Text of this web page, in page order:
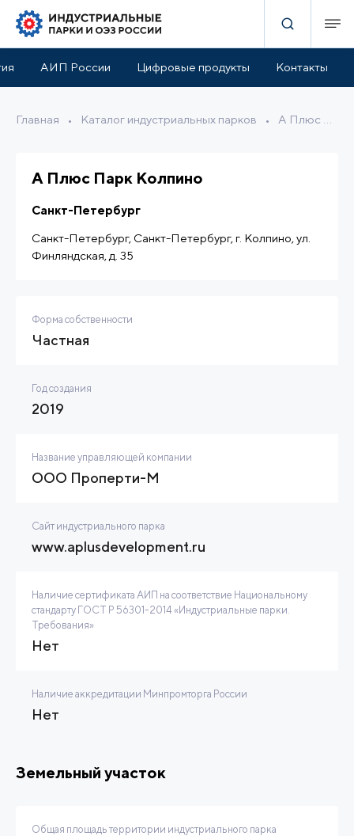
АИП России Цифровые продукты Контакты
Главная • Каталог индустриальных парков •
Инфраструктура парка Расположение
А Плюс Парк Колпино
Санкт-Петербург
Санкт-Петербург, Санкт-Петербург, г. Колпино, ул.
Финляндская, д. 35
Форма собственности
Частная
Год создания
2019
Название управляющей компании
ООО Проперти-М
Сайт индустриального парка
www.aplusdevelopment.ru
Наличие сертификата АИП на соответствие Национальному
стандарту ГОСТ Р 56301-2014 «Индустриальные парки.
Требования»
Нет
Наличие аккредитации Минпромторга России
Нет
Земельный участок
Общая площадь территории индустриального парка